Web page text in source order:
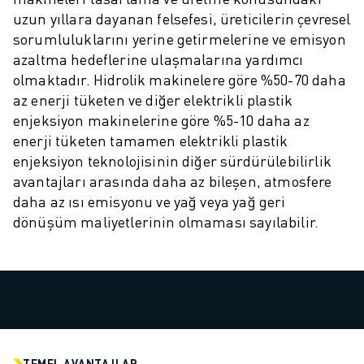
ROBOSHOT TOPLAM SAHIP OLMA MALIYETI
TEL EROZYON MAKINELERI
ROBOCUT TEL EROZYON MAKINELERI
ROBOCUT DONANIM
ROBOCUT YAZILIMI
ROBOCUT ÖNLEYICI BAKIM
ROBOCUT SÜRDÜRÜLEBILIRLIK
IIOT ÇÖZÜMLERI
AKILLI FABRIKA ÇÖZÜMLERI
ÜRETIM VERIMLILIĞINI ARTIRMAK IÇIN AKILLI FABRIKA ÇÖZÜMLERI
ÜRÜN KAYDI » FANUC PORTAL
ÇÖZÜMLER
OTOMOTIV
uzun yıllara dayanan felsefesi, üreticilerin çevresel
sorumluluklarını yerine getirmelerine ve emisyon
azaltma hedeflerine ulaşmalarına yardımcı
olmaktadır. Hidrolik makinelere göre %50-70 daha
az enerji tüketen ve diğer elektrikli plastik
enjeksiyon makinelerine göre %5-10 daha az
enerji tüketen tamamen elektrikli plastik
enjeksiyon teknolojisinin diğer sürdürülebilirlik
avantajları arasında daha az bileşen, atmosfere
daha az ısı emisyonu ve yağ veya yağ geri
dönüşüm maliyetlerinin olmaması sayılabilir.